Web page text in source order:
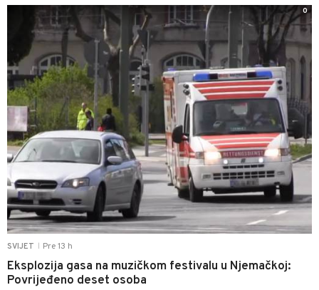
SVIJET Pre 13 h
Eksplozija gasa na muzičkom festivalu u Njemačkoj:
Povrijeđeno deset osoba
0